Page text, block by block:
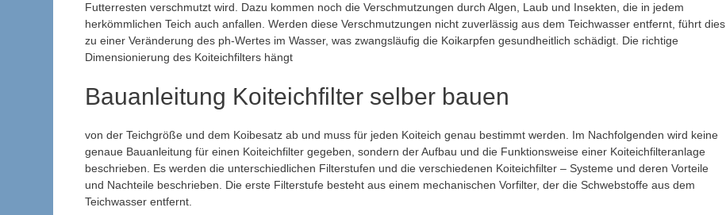
Futterresten verschmutzt wird. Dazu kommen noch die Verschmutzungen durch Algen, Laub und Insekten, die in jedem
herkömmlichen Teich auch anfallen. Werden diese Verschmutzungen nicht zuverlässig aus dem Teichwasser entfernt, führt dies
zu einer Veränderung des ph-Wertes im Wasser, was zwangsläufig die Koikarpfen gesundheitlich schädigt. Die richtige
Dimensionierung des Koiteichfilters hängt
Bauanleitung Koiteichfilter selber bauen
von der Teichgröße und dem Koibesatz ab und muss für jeden Koiteich genau bestimmt werden. Im Nachfolgenden wird keine
genaue Bauanleitung für einen Koiteichfilter gegeben, sondern der Aufbau und die Funktionsweise einer Koiteichfilteranlage
beschrieben. Es werden die unterschiedlichen Filterstufen und die verschiedenen Koiteichfilter – Systeme und deren Vorteile
und Nachteile beschrieben. Die erste Filterstufe besteht aus einem mechanischen Vorfilter, der die Schwebstoffe aus dem
Teichwasser entfernt.